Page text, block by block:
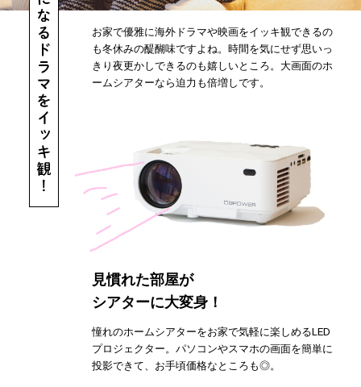
お家で優雅に海外ドラマや映画をイッキ観できるの
も冬休みの醍醐味ですよね。時間を気にせず思いっ
きり夜更かしできるのも嬉しいところ。大画面のホ
ームシアターなら迫力も倍増しです。
見慣れた部屋が
シアターに大変身！
憧れのホームシアターをお家で気軽に楽しめるLED
プロジェクター。パソコンやスマホの画面を簡単に
投影できて、お手頃価格なところも◎。